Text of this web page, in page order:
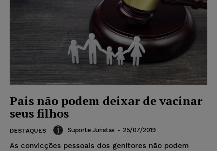
Pais não podem deixar de vacinar
seus filhos
DESTAQUES Suporte Juristas - 25/07/2019
As convicções pessoais dos genitores não podem